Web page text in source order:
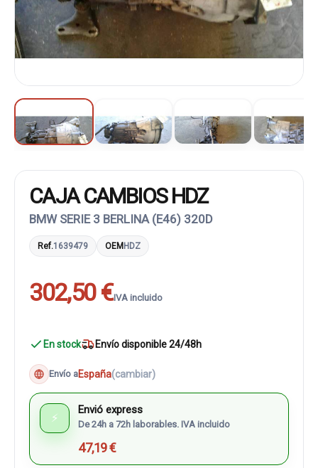
CAJA CAMBIOS HDZ
BMW SERIE 3 BERLINA (E46) 320D
Ref.1639479 OEMHDZ
302,50 €IVA incluido
En stock Envío disponible 24/48h
Envío aEspaña(cambiar)
⚡
Envió express
De 24h a 72h laborables. IVA incluido
47,19 €